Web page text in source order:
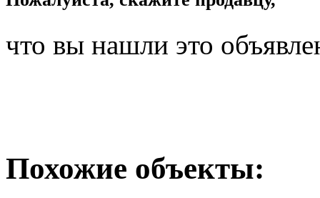
что вы нашли это
Похожие объекты: